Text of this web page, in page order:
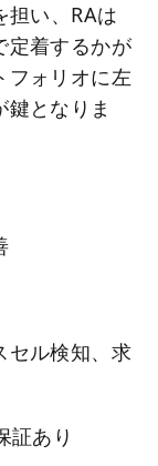
担い、RAは
定着するかが
フォリオに左
となりま
セル検知、求
証あり